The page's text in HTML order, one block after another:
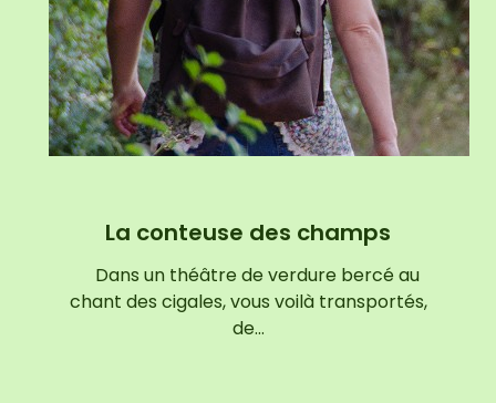
La conteuse des champs
Dans un théâtre de verdure bercé au
chant des cigales, vous voilà transportés,
de…